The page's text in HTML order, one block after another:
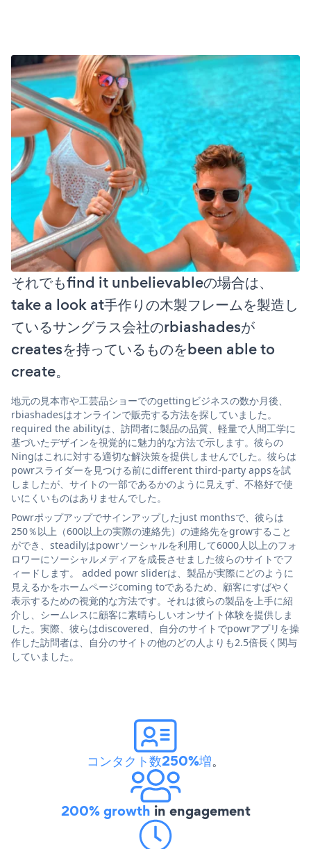
それでもfind it unbelievableの場合は、
take a look at手作りの木製フレームを製造し
ているサングラス会社のrbiashadesが
createsを持っているものをbeen able to
create。
地元の見本市や工芸品ショーでのgettingビジネスの数か月後、
rbiashadesはオンラインで販売する方法を探していました。
required the abilityは、訪問者に製品の品質、軽量で人間工学に
基づいたデザインを視覚的に魅力的な方法で示します。彼らの
Ningはこれに対する適切な解決策を提供しませんでした。彼らは
powrスライダーを見つける前にdifferent third-party appsを試
しましたが、サイトの一部であるかのように見えず、不格好で使
いにくいものはありませんでした。
Powrポップアップでサインアップしたjust monthsで、彼らは
250％以上（600以上の実際の連絡先）の連絡先をgrowすること
ができ、steadilyはpowrソーシャルを利用して6000人以上のフォ
ロワーにソーシャルメディアを成長させました彼らのサイトでフ
ィードします。 added powr sliderは、製品が実際にどのように
見えるかをホームページcoming toであるため、顧客にすばやく
表示するための視覚的な方法です。それは彼らの製品を上手に紹
介し、シームレスに顧客に素晴らしいオンサイト体験を提供しま
した。実際、彼らはdiscovered、自分のサイトでpowrアプリを操
作した訪問者は、自分のサイトの他のどの人よりも2.5倍長く関与
していました。
コンタクト数250%増。
200% growth in engagement